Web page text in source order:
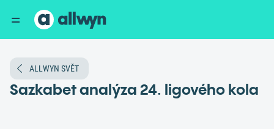
ALLWYN SVĚT
Sazkabet analýza 24. ligového kola